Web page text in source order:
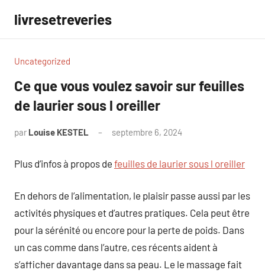
contenu
livresetreveries
Uncategorized
Ce que vous voulez savoir sur feuilles
de laurier sous l oreiller
par Louise KESTEL septembre 6, 2024
Plus d’infos à propos de feuilles de laurier sous l oreiller
En dehors de l’alimentation, le plaisir passe aussi par les
activités physiques et d’autres pratiques. Cela peut être
pour la sérénité ou encore pour la perte de poids. Dans
un cas comme dans l’autre, ces récents aident à
s’afficher davantage dans sa peau. Le le massage fait